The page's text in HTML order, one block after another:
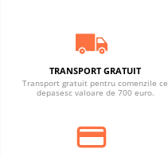
TRANSPORT GRATUIT
Transport gratuit pentru comenzile ce
depasesc valoare de 700 euro.